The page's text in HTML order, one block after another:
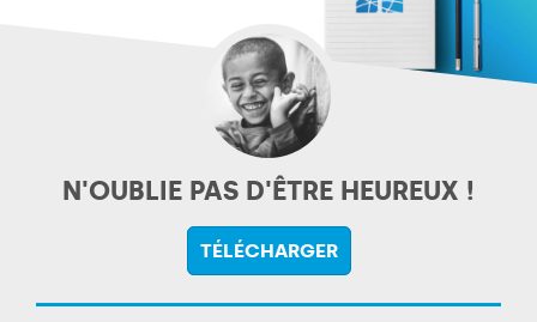
N'OUBLIE PAS D'ÊTRE HEUREUX !
TÉLÉCHARGER